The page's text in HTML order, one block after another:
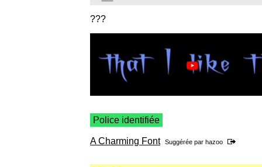
???
Police identifiée
A Charming Font Suggérée par hazoo